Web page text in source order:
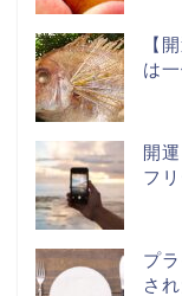
【
は
開
フ
プ
さ